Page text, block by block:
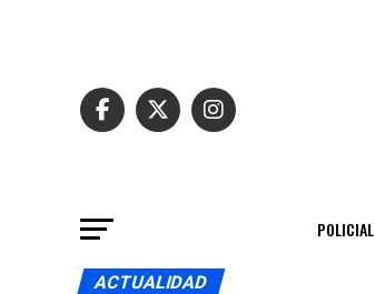
POLICIAL
ACTUALIDAD